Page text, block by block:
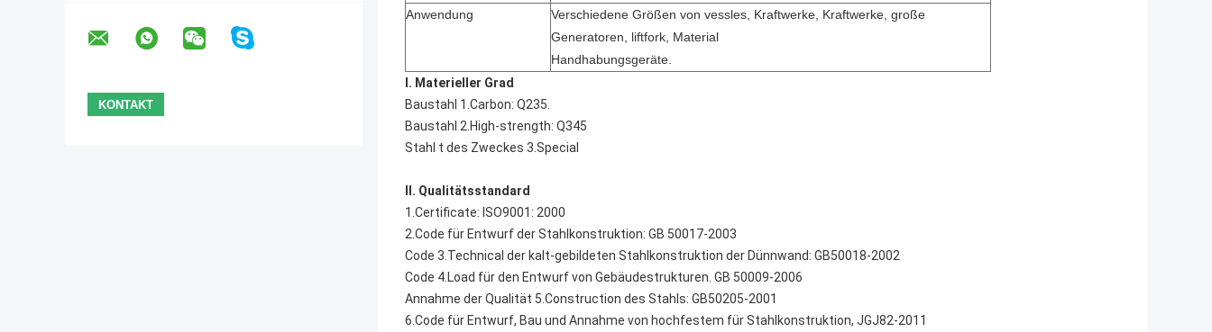
Anwendung
Verschiedene Größen von vessles, Kraftwerke, Kraftwerke, große
Generatoren, liftfork, Material
Handhabungsgeräte.
Ⅰ. Materieller Grad
Baustahl 1.Carbon: Q235.
Baustahl 2.High-strength: Q345
Stahl t des Zweckes 3.Special
Ⅱ. Qualitätsstandard
1.Certificate: ISO9001: 2000
2.Code für Entwurf der Stahlkonstruktion: GB 50017-2003
Code 3.Technical der kalt-gebildeten Stahlkonstruktion der Dünnwand: GB50018-2002
Code 4.Load für den Entwurf von Gebäudestrukturen. GB 50009-2006
Annahme der Qualität 5.Construction des Stahls: GB50205-2001
6.Code für Entwurf, Bau und Annahme von hochfestem für Stahlkonstruktion, JGJ82-2011